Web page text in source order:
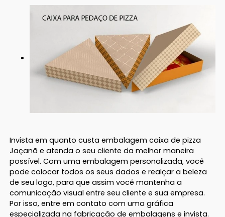
Invista em quanto custa embalagem caixa de pizza
Jaçanã e atenda o seu cliente da melhor maneira
possível. Com uma embalagem personalizada, você
pode colocar todos os seus dados e realçar a beleza
de seu logo, para que assim você mantenha a
comunicação visual entre seu cliente e sua empresa.
Por isso, entre em contato com uma gráfica
especializada na fabricação de embalagens e invista.